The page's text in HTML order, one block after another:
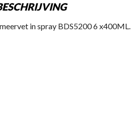
in spray BDS5200 6 x400ML.